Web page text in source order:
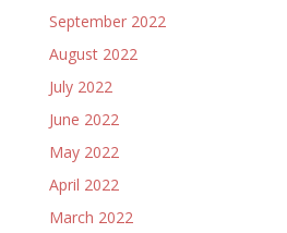
September 2022
August 2022
July 2022
June 2022
May 2022
April 2022
March 2022